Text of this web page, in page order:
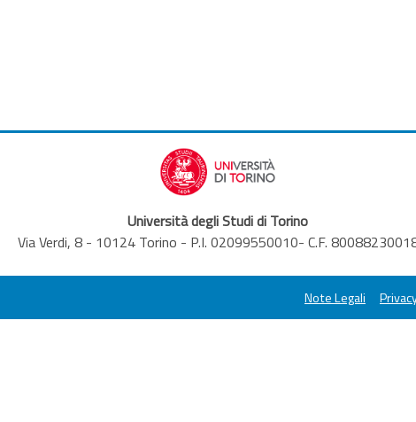
Università degli Studi di Torino
Via Verdi, 8 - 10124 Torino - P.I. 02099550010- C.F.
Note Legali